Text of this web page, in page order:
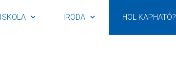
ISKOLA IRODA HOL KAPHATÓ?